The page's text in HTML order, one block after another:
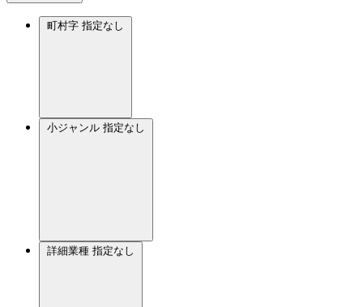
町村字 指定なし
小ジャンル 指定なし
詳細業種 指定なし